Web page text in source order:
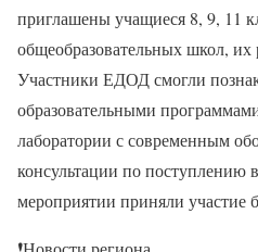
приглашены учащиеся 8, 9, 11
общеобразовательных школ, их
Участники ЕДОД смогли
образовательными
лаборатории с современным
консультации по поступлению
мероприятии приняли участие